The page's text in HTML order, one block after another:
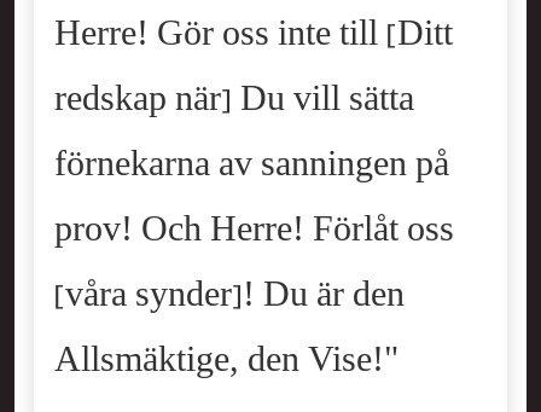
Herre! Gör oss inte till [Ditt
redskap när] Du vill sätta
förnekarna av sanningen på
prov! Och Herre! Förlåt oss
[våra synder]! Du är den
Allsmäktige, den Vise!"